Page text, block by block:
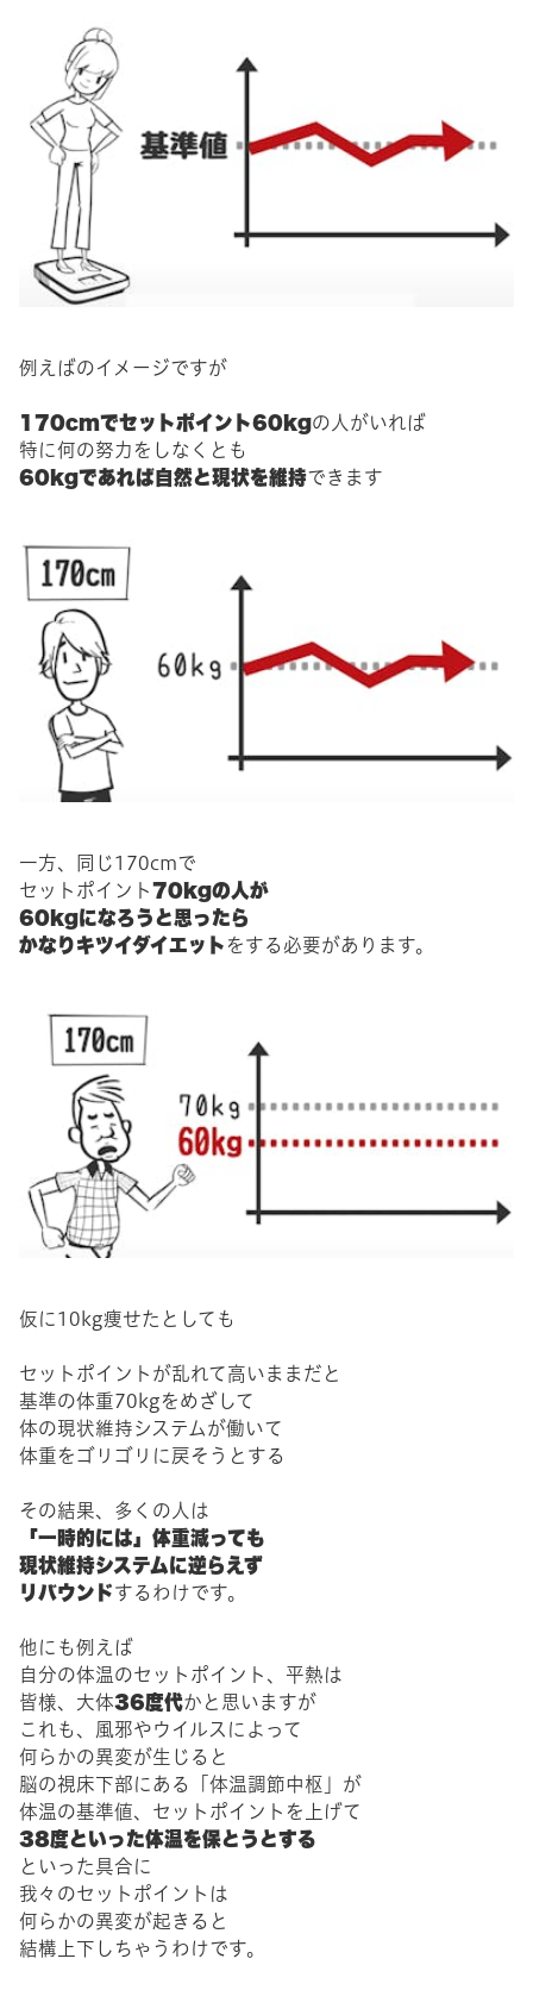
例えばのイメージですが
170cmでセットポイント60kgの人がいれば
特に何の努力をしなくとも
60kgであれば自然と現状を維持できます
一方、同じ170cmで
セットポイント70kgの人が
60kgになろうと思ったら
かなりキツイダイエットをする必要があります。
仮に10kg痩せたとしても
セットポイントが乱れて高いままだと
基準の体重70kgをめざして
体の現状維持システムが働いて
体重をゴリゴリに戻そうとする
その結果、多くの人は
「一時的には」体重減っても
現状維持システムに逆らえず
リバウンドするわけです。
他にも例えば
自分の体温のセットポイント、平熱は
皆様、大体36度代かと思いますが
これも、風邪やウイルスによって
何らかの異変が生じると
脳の視床下部にある「体温調節中枢」が
体温の基準値、セットポイントを上げて
38度といった体温を保とうとする
といった具合に
我々のセットポイントは
何らかの異変が起きると
結構上下しちゃうわけです。